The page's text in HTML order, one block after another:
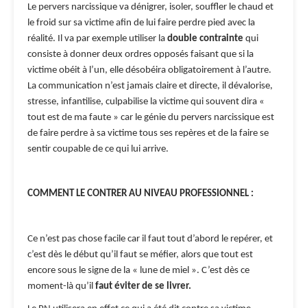
Le pervers narcissique va dénigrer, isoler, souffler le chaud et
le froid sur sa victime afin de lui faire perdre pied avec la
réalité. Il va par exemple utiliser la double contrainte qui
consiste à donner deux ordres opposés faisant que si la
victime obéit à l’un, elle désobéira obligatoirement à l’autre.
La communication n’est jamais claire et directe, il dévalorise,
stresse, infantilise, culpabilise la victime qui souvent dira «
tout est de ma faute » car le génie du pervers narcissique est
de faire perdre à sa victime tous ses repères et de la faire se
sentir coupable de ce qui lui arrive.
COMMENT LE CONTRER AU NIVEAU PROFESSIONNEL :
Ce n’est pas chose facile car il faut tout d’abord le repérer, et
c’est dès le début qu’il faut se méfier, alors que tout est
encore sous le signe de la « lune de miel ». C’est dès ce
moment-là qu’il faut éviter de se livrer.